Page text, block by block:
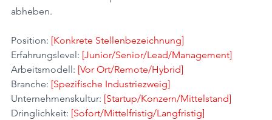
abheben.
Position: [Konkrete Stellenbezeichnung]
Erfahrungslevel: [Junior/Senior/Lead/Management]
Arbeitsmodell: [Vor Ort/Remote/Hybrid]
Branche: [Spezifische Industriezweig]
Unternehmenskultur: [Startup/Konzern/Mittelstand]
Dringlichkeit: [Sofort/Mittelfristig/Langfristig]